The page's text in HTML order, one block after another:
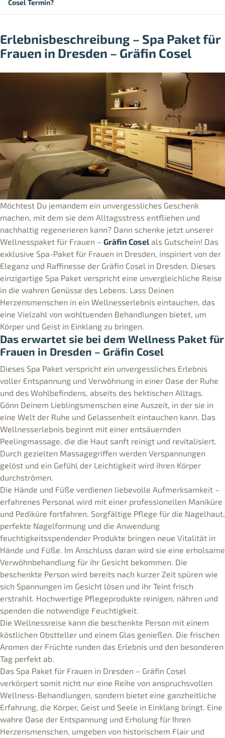
Cosel Termin?
Erlebnisbeschreibung – Spa Paket für
Frauen in Dresden – Gräfin Cosel
Möchtest Du jemandem ein unvergessliches Geschenk
machen, mit dem sie dem Alltagsstress entfliehen und
nachhaltig regenerieren kann? Dann schenke jetzt unserer
Wellnesspaket für Frauen – Gräfin Cosel als Gutschein! Das
exklusive Spa-Paket für Frauen in Dresden, inspiriert von der
Eleganz und Raffinesse der Gräfin Cosel in Dresden. Dieses
einzigartige Spa Paket verspricht eine unvergleichliche Reise
in die wahren Genüsse des Lebens. Lass Deinen
Herzensmenschen in ein Wellnesserlebnis eintauchen, das
eine Vielzahl von wohltuenden Behandlungen bietet, um
Körper und Geist in Einklang zu bringen.
Das erwartet sie bei dem Wellness Paket für
Frauen in Dresden – Gräfin Cosel
Dieses Spa Paket verspricht ein unvergessliches Erlebnis
voller Entspannung und Verwöhnung in einer Oase der Ruhe
und des Wohlbefindens, abseits des hektischen Alltags.
Gönn Deinem Lieblingsmenschen eine Auszeit, in der sie in
eine Welt der Ruhe und Gelassenheit eintauchen kann. Das
Wellnesserlebnis beginnt mit einer entsäuernden
Peelingmassage, die die Haut sanft reinigt und revitalisiert.
Durch gezielten Massagegriffen werden Verspannungen
gelöst und ein Gefühl der Leichtigkeit wird ihren Körper
durchströmen.
Die Hände und Füße verdienen liebevolle Aufmerksamkeit –
erfahrenes Personal wird mit einer professionellen Maniküre
und Pediküre fortfahren. Sorgfältige Pflege für die Nagelhaut,
perfekte Nagelformung und die Anwendung
feuchtigkeitsspendender Produkte bringen neue Vitalität in
Hände und Füße. Im Anschluss daran wird sie eine erholsame
Verwöhnbehandlung für ihr Gesicht bekommen. Die
beschenkte Person wird bereits nach kurzer Zeit spüren wie
sich Spannungen im Gesicht lösen und ihr Teint frisch
erstrahlt. Hochwertige Pflegeprodukte reinigen, nähren und
spenden die notwendige Feuchtigkeit.
Die Wellnessreise kann die beschenkte Person mit einem
köstlichen Obstteller und einem Glas genießen. Die frischen
Aromen der Früchte runden das Erlebnis und den besonderen
Tag perfekt ab.
Das Spa Paket für Frauen in Dresden – Gräfin Cosel
verkörpert somit nicht nur eine Reihe von anspruchsvollen
Wellness-Behandlungen, sondern bietet eine ganzheitliche
Erfahrung, die Körper, Geist und Seele in Einklang bringt. Eine
wahre Oase der Entspannung und Erholung für Ihren
Herzensmenschen, umgeben von historischem Flair und